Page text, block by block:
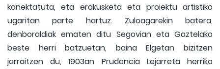
konektatuta, eta erakusketa eta proiektu artistiko
ugaritan parte hartuz. Zuloagarekin batera,
denboraldiak ematen ditu Segovian eta Gaztelako
beste herri batzuetan, baina Elgetan bizitzen
jarraitzen du, 1903an Prudencia Lejarreta herriko